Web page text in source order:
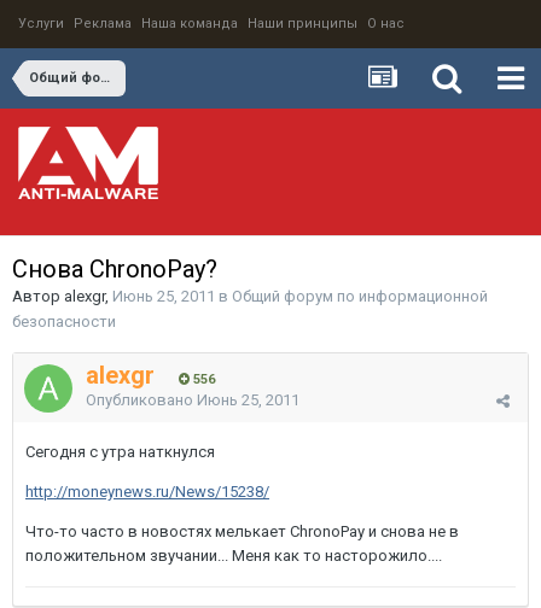
Услуги Реклама Наша команда Наши принципы О нас
Общий форум по информационной безопасности
Снова ChronoPay?
Автор alexgr, Июнь 25, 2011 в Общий форум по информационной
безопасности
alexgr 556
Опубликовано Июнь 25, 2011
Сегодня с утра наткнулся
http://moneynews.ru/News/15238/
Что-то часто в новостях мелькает ChronoPay и снова не в
положительном звучании... Меня как то насторожило....